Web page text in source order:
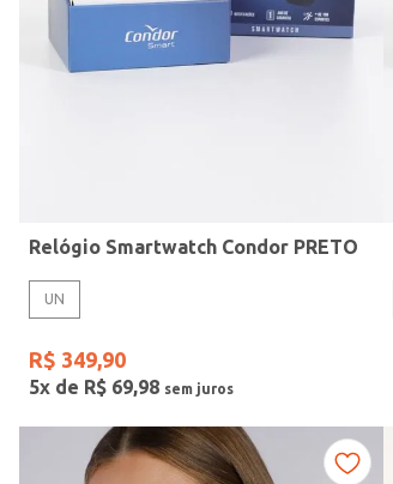
Relógio Smartwatch Condor PRETO
UN
R$ 349,90
5x de R$ 69,98